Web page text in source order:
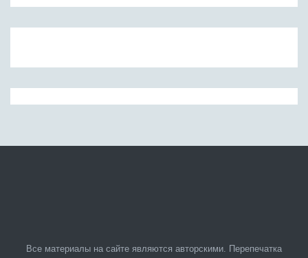
Все материалы на сайте являются авторскими. Перепечатка